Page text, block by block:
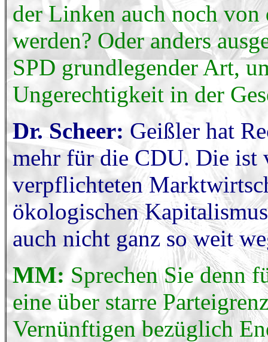
der Linken auch noch
werden? Oder anders
SPD grundlegender Art,
Ungerechtigkeit in der
Dr. Scheer: Geißler hat
mehr für die CDU. Die ist
verpflichteten
ökologischen
auch nicht ganz so weit
MM: Sprechen Sie denn
eine über starre
Vernünftigen bezüglich